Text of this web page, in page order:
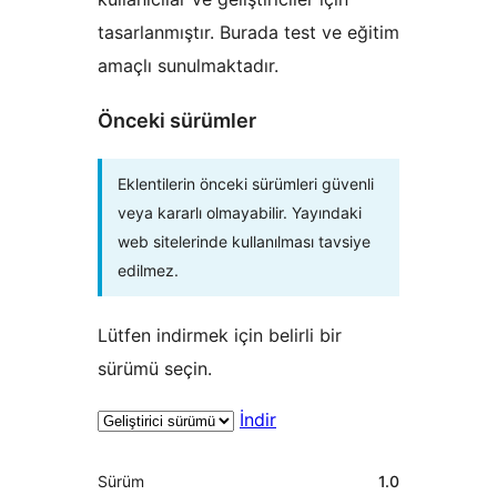
tasarlanmıştır. Burada test ve eğitim
amaçlı sunulmaktadır.
Önceki sürümler
Eklentilerin önceki sürümleri güvenli
veya kararlı olmayabilir. Yayındaki
web sitelerinde kullanılması tavsiye
edilmez.
Lütfen indirmek için belirli bir
sürümü seçin.
İndir
Meta
Sürüm 1.0